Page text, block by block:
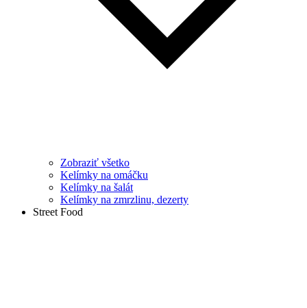
Zobraziť všetko
Kelímky na omáčku
Kelímky na šalát
Kelímky na zmrzlinu, dezerty
Street Food